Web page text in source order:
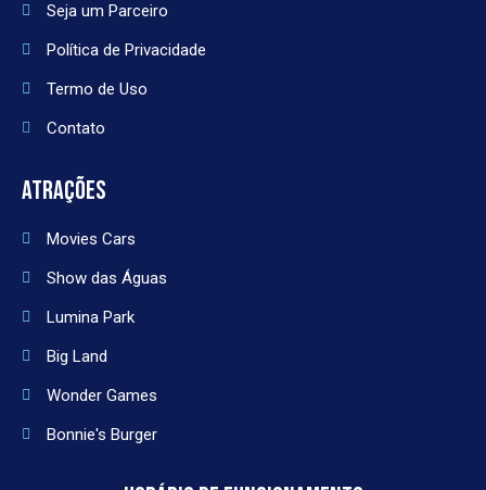
Seja um Parceiro
Política de Privacidade
Termo de Uso
Contato
ATRAÇÕES
Movies Cars
Show das Águas
Lumina Park
Big Land
Wonder Games
Bonnie's Burger